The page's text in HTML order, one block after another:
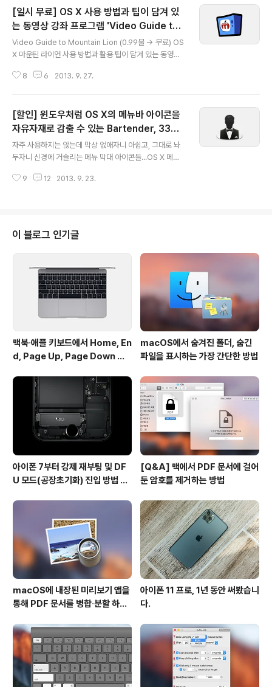
[일시 무료] OS X 사용 방법과 팁이 담겨 있
는 동영상 강좌 프로그램 'Video Guide to
Mountain Lion'
Video Guide to Mountain Lion (0.99불 → 무료) OS
X 마운틴 라이언 사용 방법과 활용 팁이 담겨 있는 동영상
다. 400메가가량의 동영상이 맥용 앱에 포함되어 있는 형
간 분량 강좌가 스무편의 동영상으로 나뉘어져 있으며, 좌
측에 마련된 메뉴를 통해 원하는 강좌만 시청할 수 있습니
다. 또 많지는 않지만 고급 팁만 따로 모아 둔 동영상도 포
함하고 있어 나름 유용할 것 같습니다. OS X 마운틴 라이
있는 것들이 대부분입니다.외국 사람이 만든 앱이라 강좌
8 6 2013. 9. 27.
[할인] 윈도우처럼 OS X의 메뉴바 아이콘을
자유자재로 감출 수 있는 Bartender, 33%
할인 판매 이벤트
자주 사용하지는 않는데 막상 없애자니 아쉽고, 그대로 놔
두자니 신경에 거슬리는 메뉴 막대 아이콘들...OS X 메뉴
할 수 있는 사실상 유일한 솔루션 바텐더(Bartender)가
이 추가되면서 사용기를 다시 작성해야 할 판인데요, 최근
에 나온 1.2 버전은 OS X 매버릭스의 다중 디스플레이를
완벽하게 지원하는 등 OS X 매버릭스 대응 업데이트를 모
두 마쳤다고 합니다. 이후로도 몇 차례 업데이트를 거치며
버전 번호가 1.2.9까지 올라왔는데, 아래 최근에 있었던 변
경 사항을 정리했으..
9 12 2013. 9. 23.
이 블로그 인기글
맥북∙애플 키보드에서 Home, En
d, Page Up, Page Down 키
macOS에서 숨겨진 폴더, 숨긴
파일을 표시하는 가장 간단한 방법
아이폰 7부터 강제 재부팅 및 DF
U 모드(공장초기화) 진입 방법 변
[Q&A] 맥에서 PDF 문서에 걸어
둔 암호를 제거하는 방법
macOS에 내장된 미리보기 앱을
통해 PDF 문서를 병합∙분할 하는
아이폰 11 프로, 1년 동안 써봤습니
다.